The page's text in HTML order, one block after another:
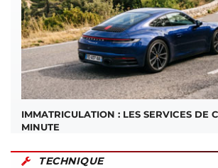
IMMATRICULATION : LES SERVICES DE
MINUTE
TECHNIQUE